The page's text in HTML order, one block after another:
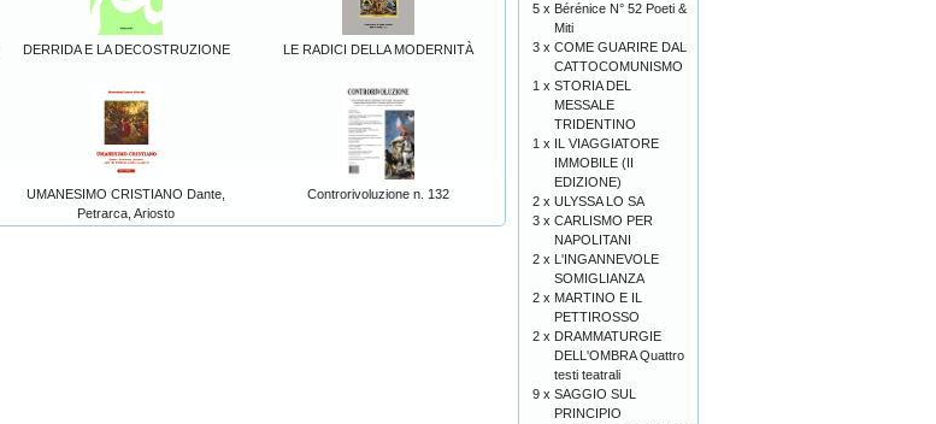
DERRIDA E LA DECOSTRUZIONE LE RADICI DELLA MODERNITÀ
UMANESIMO CRISTIANO Dante,
Petrarca, Ariosto
Controrivoluzione n. 132
5 x Bérénice N° 52 Poeti &
Miti
3 x COME GUARIRE DAL
CATTOCOMUNISMO
1 x STORIA DEL
MESSALE
TRIDENTINO
1 x IL VIAGGIATORE
IMMOBILE (II
EDIZIONE)
2 x ULYSSA LO SA
3 x CARLISMO PER
NAPOLITANI
2 x L'INGANNEVOLE
SOMIGLIANZA
2 x MARTINO E IL
PETTIROSSO
2 x DRAMMATURGIE
DELL'OMBRA Quattro
testi teatrali
9 x SAGGIO SUL
PRINCIPIO